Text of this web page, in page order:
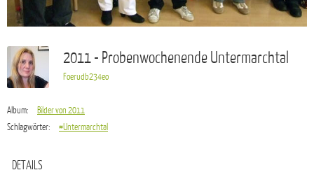
2011 - Probenwochenende Untermarchtal
Foerudb234eo
Album:
Bilder von 2011
Schlagwörter:
#Untermarchtal
DETAILS